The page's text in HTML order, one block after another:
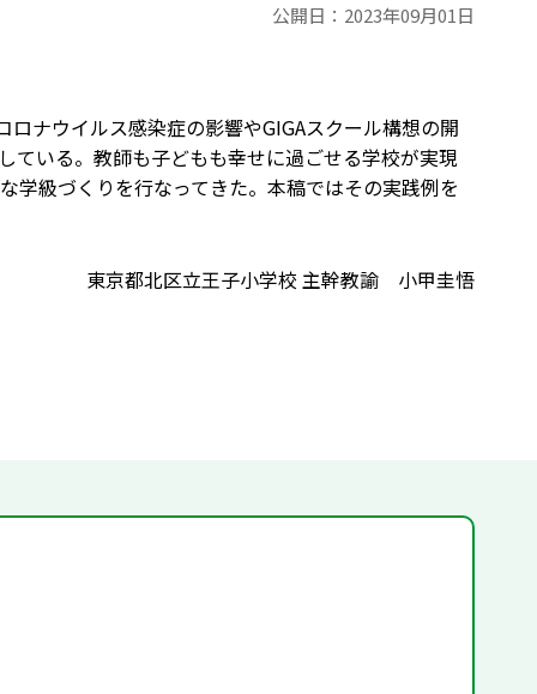
公開日： 2023年09月01日
ナウイルス感染症の影響やGIGAスクール構想の開
ている。教師も子どもも幸せに過ごせる学校が実現
学級づくりを行なってきた。本稿ではその実践例を
東京都北区立王子小学校 主幹教諭 小甲圭悟